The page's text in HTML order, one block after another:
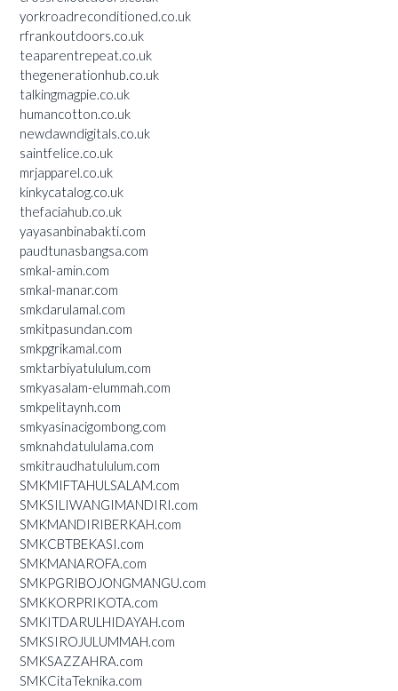
yorkroadreconditioned.co.uk
rfrankoutdoors.co.uk
teaparentrepeat.co.uk
thegenerationhub.co.uk
talkingmagpie.co.uk
humancotton.co.uk
newdawndigitals.co.uk
saintfelice.co.uk
mrjapparel.co.uk
kinkycatalog.co.uk
thefaciahub.co.uk
yayasanbinabakti.com
paudtunasbangsa.com
smkal-amin.com
smkal-manar.com
smkdarulamal.com
smkitpasundan.com
smkpgrikamal.com
smktarbiyatululum.com
smkyasalam-elummah.com
smkpelitaynh.com
smkyasinacigombong.com
smknahdatululama.com
smkitraudhatululum.com
SMKMIFTAHULSALAM.com
SMKSILIWANGIMANDIRI.com
SMKMANDIRIBERKAH.com
SMKCBTBEKASI.com
SMKMANAROFA.com
SMKPGRIBOJONGMANGU.com
SMKKORPRIKOTA.com
SMKITDARULHIDAYAH.com
SMKSIROJULUMMAH.com
SMKSAZZAHRA.com
SMKCitaTeknika.com